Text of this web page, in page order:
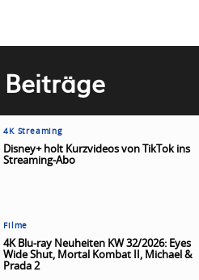
4K Streaming
Disney+ holt Kurzvideos von TikTok ins
Streaming-Abo
Filme
4K Blu-ray Neuheiten KW 32/2026: Eyes
Wide Shut, Mortal Kombat II, Michael &
Prada 2